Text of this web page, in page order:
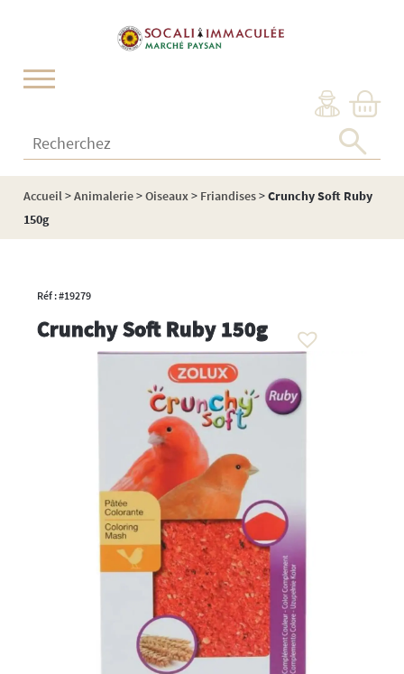
Recherchez :
Accueil>Animalerie>Oiseaux> Friandises>Crunchy Soft Ruby
150g
Réf : #19279
Crunchy Soft Ruby 150g